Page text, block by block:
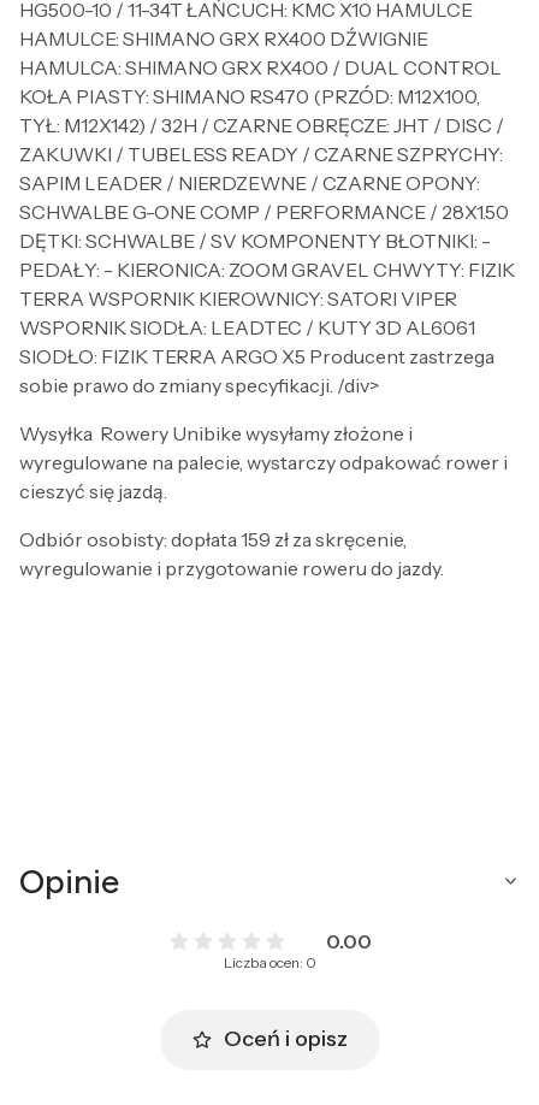
HG500-10 / 11-34T ŁAŃCUCH: KMC X10 HAMULCE
HAMULCE: SHIMANO GRX RX400 DŹWIGNIE
HAMULCA: SHIMANO GRX RX400 / DUAL CONTROL
KOŁA PIASTY: SHIMANO RS470 (PRZÓD: M12X100,
TYŁ: M12X142) / 32H / CZARNE OBRĘCZE: JHT / DISC /
ZAKUWKI / TUBELESS READY / CZARNE SZPRYCHY:
SAPIM LEADER / NIERDZEWNE / CZARNE OPONY:
SCHWALBE G-ONE COMP / PERFORMANCE / 28X1.50
DĘTKI: SCHWALBE / SV KOMPONENTY BŁOTNIKI: -
PEDAŁY: - KIERONICA: ZOOM GRAVEL CHWYTY: FIZIK
TERRA WSPORNIK KIEROWNICY: SATORI VIPER
WSPORNIK SIODŁA: LEADTEC / KUTY 3D AL6061
SIODŁO: FIZIK TERRA ARGO X5 Producent zastrzega
sobie prawo do zmiany specyfikacji. /div>
Wysyłka Rowery Unibike wysyłamy złożone i
wyregulowane na palecie, wystarczy odpakować rower i
cieszyć się jazdą.
Odbiór osobisty: dopłata 159 zł za skręcenie,
wyregulowanie i przygotowanie roweru do jazdy.
Opinie
0.00
Liczba ocen: 0
Oceń i opisz